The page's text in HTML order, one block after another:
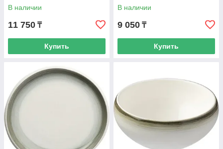
В наличии
11 750 ₸
Купить
В наличии
9 050 ₸
Купить